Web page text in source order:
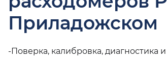
Приладожском
-Поверка, калибровка, диагностика